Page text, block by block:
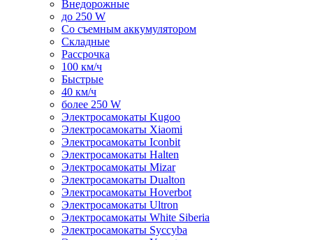
Внедорожные
до 250 W
Со съемным аккумулятором
Складные
Рассрочка
100 км/ч
Быстрые
40 км/ч
более 250 W
Электросамокаты Kugoo
Электросамокаты Xiaomi
Электросамокаты Iconbit
Электросамокаты Halten
Электросамокаты Mizar
Электросамокаты Dualton
Электросамокаты Hoverbot
Электросамокаты Ultron
Электросамокаты White Siberia
Электросамокаты Syccyba